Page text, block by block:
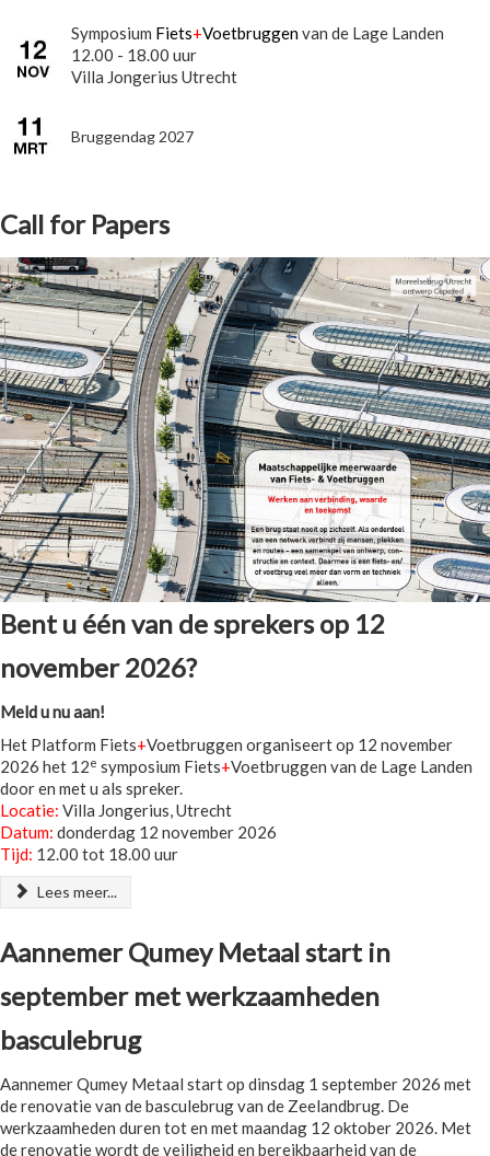
Symposium Fiets+Voetbruggenvan de Lage Landen
12.00 - 18.00 uur
Villa Jongerius Utrecht
Bruggendag 2027
Call for Papers
Bent u één van de sprekers op 12
november 2026?
Meld u nu aan!
Het Platform Fiets+Voetbruggen organiseert op 12 november
2026 het 12e symposium Fiets+Voetbruggen van de Lage Landen
door en met u als spreker.
Locatie: Villa Jongerius, Utrecht
Datum: donderdag 12 november 2026
Tijd: 12.00 tot 18.00 uur
Lees meer...
Aannemer Qumey Metaal start in
september met werkzaamheden
basculebrug
Aannemer Qumey Metaal start op dinsdag 1 september 2026 met
de renovatie van de basculebrug van de Zeelandbrug. De
werkzaamheden duren tot en met maandag 12 oktober 2026. Met
de renovatie wordt de veiligheid en bereikbaarheid van de